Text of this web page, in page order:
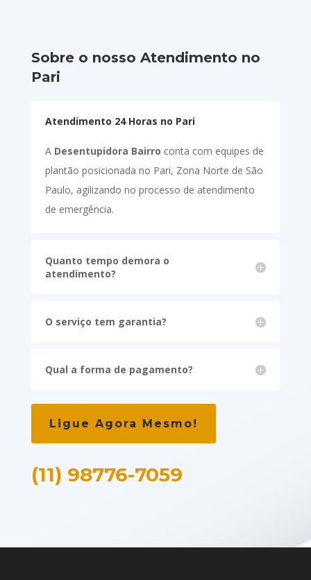
Sobre o nosso Atendimento no
Pari
Atendimento 24 Horas no Pari
A Desentupidora Bairro conta com equipes de
plantão posicionada no Pari, Zona Norte de São
Paulo, agilizando no processo de atendimento
de emergência.
Quanto tempo demora o
atendimento?
O serviço tem garantia?
Qual a forma de pagamento?
Ligue Agora Mesmo!
(11) 98776-7059